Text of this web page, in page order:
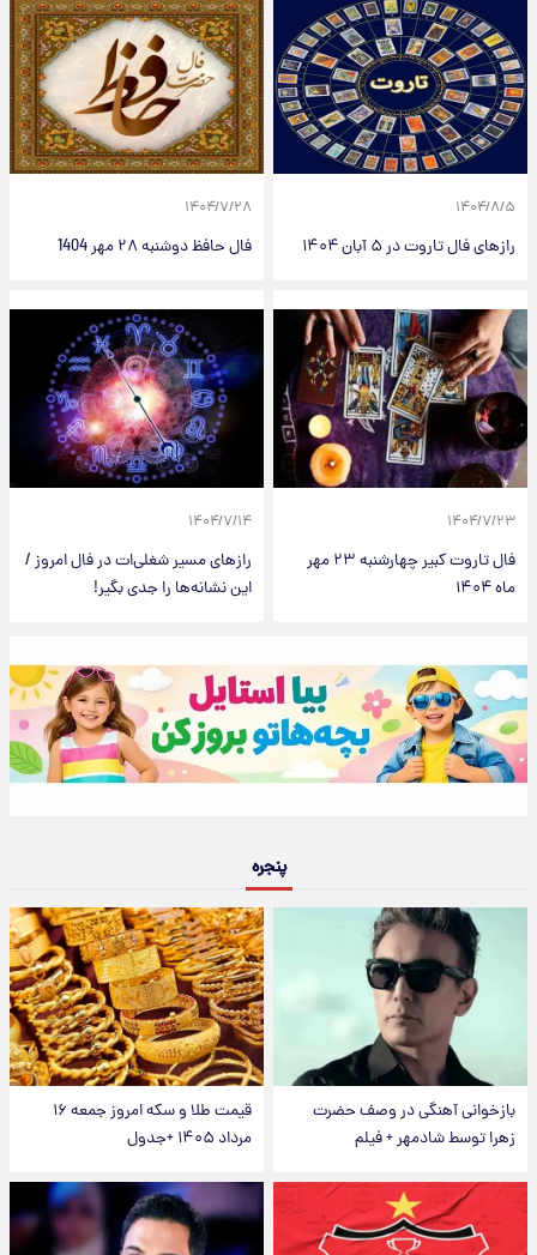
۱۴۰۴/۸/۵
رازهای فال تاروت در ۵ آبان ۱۴۰۴
۱۴۰۴/۷/۲۸
فال حافظ دوشنبه ۲۸ مهر 1404
۱۴۰۴/۷/۲۳
فال تاروت کبیر چهارشنبه ۲۳ مهر
ماه ۱۴۰۴
۱۴۰۴/۷/۱۴
رازهای مسیر شغلی‌ات در فال امروز /
این نشانه‌ها را جدی بگیر!
پنجره
بازخوانی آهنگی در وصف حضرت
زهرا توسط شادمهر + فیلم
قیمت طلا و سکه امروز جمعه ۱۶
مرداد ۱۴۰۵ +جدول